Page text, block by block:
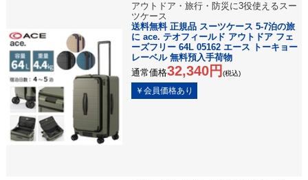
アウトドア・旅行・防災に3役使えるスー
ツケース
送料無料 正規品 スーツケース 5-7泊の旅
に ace. テオフィールド アウトドア フェ
ーズフリー 64L 05162 エース トーキョー
レーベル 無料預入手荷物
通常価格32,340円 (税込)